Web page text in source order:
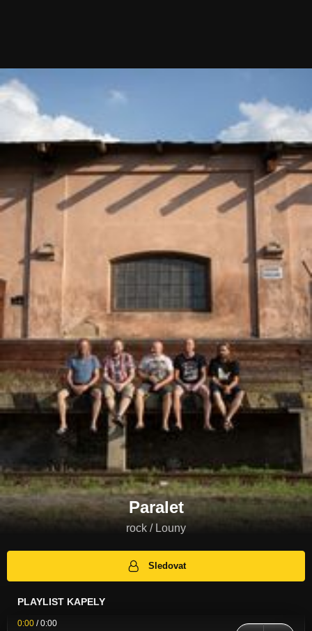
Paralet
rock / Louny
Sledovat
PLAYLIST KAPELY
0:00 /0:00